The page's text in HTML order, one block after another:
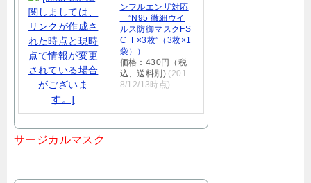
ンフルエンザ対応
”N95 微細ウイ
ルス防御マスクFS
C−F×3枚”（3枚×1
袋））
価格：430円（税
込、送料別) (201
8/12/13時点)
サージカルマスク